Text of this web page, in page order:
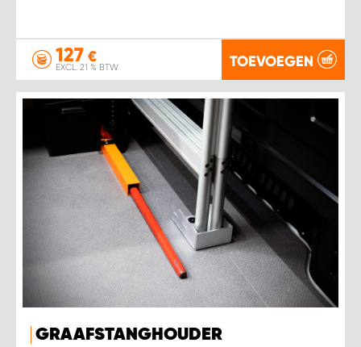
127 €
EXCL. 21 % BTW TOEVOEGEN
GRAAFSTANGHOUDER